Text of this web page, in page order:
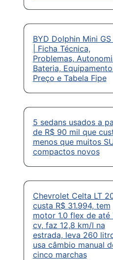
BYD Dolphin Mini
| Ficha Técnica,
Problemas,
Bateria,
Preço e Tabela Fipe
5 sedans usados a
de R$ 90 mil que
menos que muitos
compactos novos
Chevrolet Celta LT
custa R$ 31.994, tem
motor 1.0 flex de até
cv, faz 12,8 km/l na
estrada, leva 260
usa câmbio manual
cinco marchas